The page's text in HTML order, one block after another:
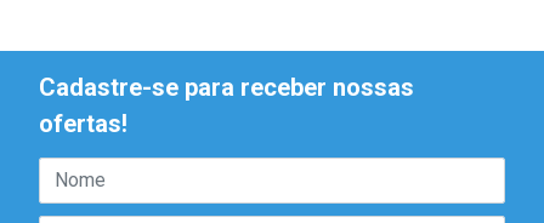
Cadastre-se para receber nossas
ofertas!